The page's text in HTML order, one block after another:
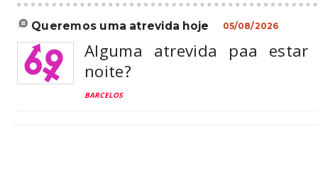
queremos uma atrevida hoje 05/08/2026
Alguma atrevida paa
noite?
BARCELOS